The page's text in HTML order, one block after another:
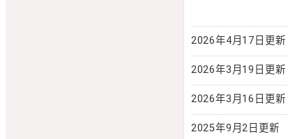
2026年4月17日更新
2026年3月19日更新
2026年3月16日更新
2025年9月2日更新